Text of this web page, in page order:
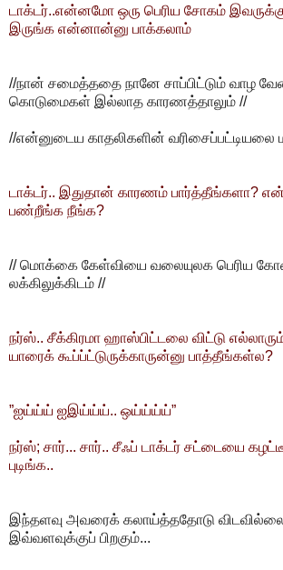
டாக்டர்..என்னமோ ஒரு பெரிய சோகம்
இருங்க என்னான்னு பாக்கலாம்
//நான் சமைத்ததை நானே சாப்பிட்டும் வாழ
கொடுமைகள் இல்லாத காரணத்தாலும் //
//என்னுடைய காதலிகளின் வரிசைப்பட்டியலை
டாக்டர்.. இதுதான் காரணம் பார்த்தீங்களா?
பண்றீங்க நீங்க?
// மொக்கை கேள்வியை வலையுலக பெரிய
லக்கிலுக்கிடம் //
நர்ஸ்.. சீக்கிரமா ஹாஸ்பிட்டலை விட்டு
யாரைக் கூப்ப்ட்டுருக்காருன்னு பாத்தீங்கள்ல?
”ஐய்ய்ய் ஐஇய்ய்ய்.. ஒய்ய்ய்ய்”
நர்ஸ்; சார்... சார்.. சீஃப் டாக்டர் சட்டையை
புடிங்க..
இந்தளவு அவரைக் கலாய்த்ததோடு
இவ்வளவுக்குப் பிறகும்...